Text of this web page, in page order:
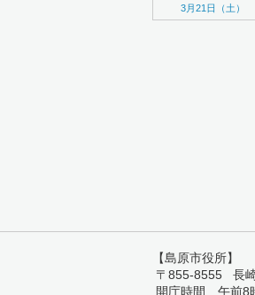
3月21日（土）
【島原市役所】
〒855-8555 長
開庁時間 午前8